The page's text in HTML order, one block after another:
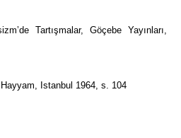
Tartışmalar, Göçebe Yayınları,
Istanbul 1964, s. 104